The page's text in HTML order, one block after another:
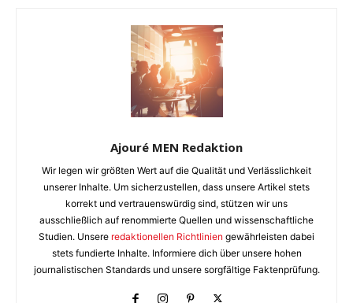
Ajouré MEN Redaktion
Wir legen wir größten Wert auf die Qualität und Verlässlichkeit
unserer Inhalte. Um sicherzustellen, dass unsere Artikel stets
korrekt und vertrauenswürdig sind, stützen wir uns
ausschließlich auf renommierte Quellen und wissenschaftliche
Studien. Unsere redaktionellen Richtlinien gewährleisten dabei
stets fundierte Inhalte. Informiere dich über unsere hohen
journalistischen Standards und unsere sorgfältige Faktenprüfung.